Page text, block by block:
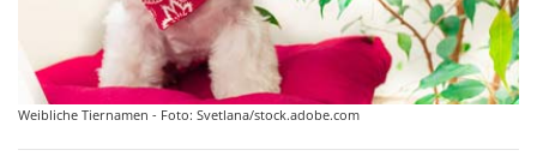
Weibliche Tiernamen - Foto: Svetlana/stock.adobe.com